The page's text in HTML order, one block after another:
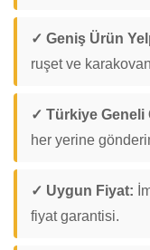
✓ Geniş Ürün
ruşet ve
✓ Türkiye Geneli
her yerine
✓ Uygun Fiyat:
fiyat garantisi.